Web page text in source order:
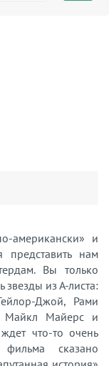
американски» и
представить нам
Вы только
звезды из А-листа:
Джой, Рами
Майкл Майерс и
что-то очень
сказано